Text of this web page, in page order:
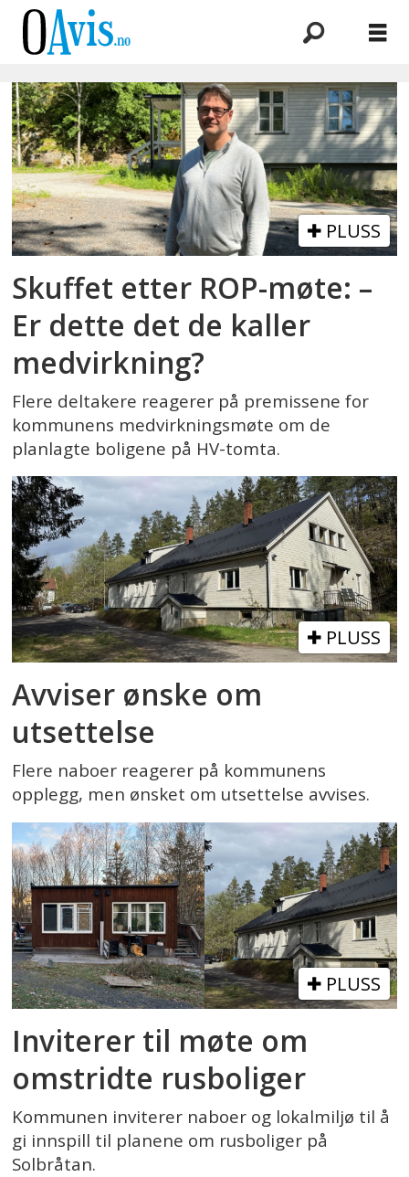
Emne:
tilrettelagte
boliger
PLUSS
Skuffet etter ROP-møte: –
Er dette det de kaller
medvirkning?
Flere deltakere reagerer på premissene for
kommunens medvirkningsmøte om de
planlagte boligene på HV-tomta.
PLUSS
Avviser ønske om
utsettelse
Flere naboer reagerer på kommunens
opplegg, men ønsket om utsettelse avvises.
PLUSS
Inviterer til møte om
omstridte rusboliger
Kommunen inviterer naboer og lokalmiljø til å
gi innspill til planene om rusboliger på
Solbråtan.